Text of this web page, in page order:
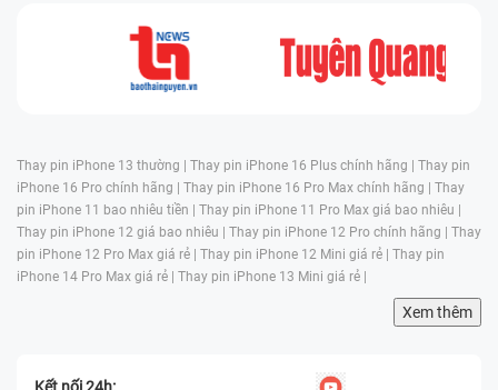
Thay pin iPhone 13 thường | Thay pin iPhone 16 Plus chính hãng | Thay pin
iPhone 16 Pro chính hãng | Thay pin iPhone 16 Pro Max chính hãng | Thay
pin iPhone 11 bao nhiêu tiền | Thay pin iPhone 11 Pro Max giá bao nhiêu |
Thay pin iPhone 12 giá bao nhiêu | Thay pin iPhone 12 Pro chính hãng | Thay
pin iPhone 12 Pro Max giá rẻ | Thay pin iPhone 12 Mini giá rẻ | Thay pin
iPhone 14 Pro Max giá rẻ | Thay pin iPhone 13 Mini giá rẻ |
Xem thêm